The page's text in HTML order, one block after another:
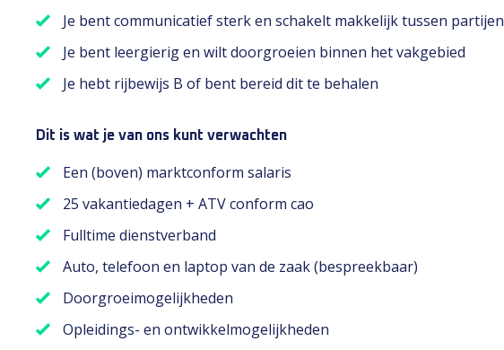
Je bent communicatief sterk en schakelt makkelijk tussen partijen
Je bent leergierig en wilt doorgroeien binnen het vakgebied
Je hebt rijbewijs B of bent bereid dit te behalen
Dit is wat je van ons kunt verwachten
Een (boven) marktconform salaris
25 vakantiedagen + ATV conform cao
Fulltime dienstverband
Auto, telefoon en laptop van de zaak (bespreekbaar)
Doorgroeimogelijkheden
Opleidings- en ontwikkelmogelijkheden